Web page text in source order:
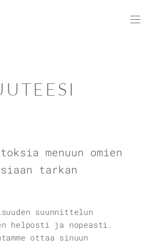
menuun omien
tarkan
suunnittelun
ja nopeasti.
ottaa sinuun